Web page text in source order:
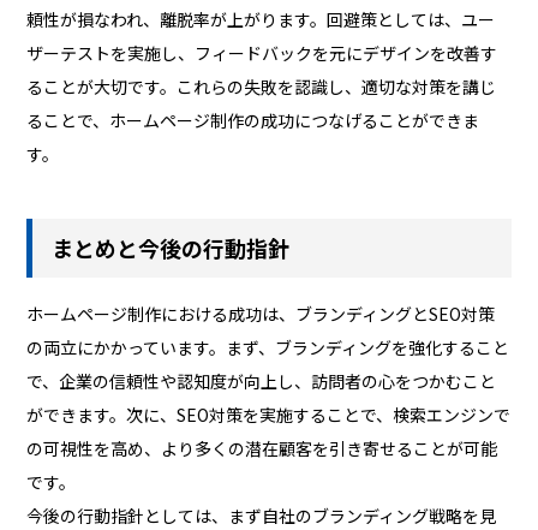
頼性が損なわれ、離脱率が上がります。回避策としては、ユー
ザーテストを実施し、フィードバックを元にデザインを改善す
ることが大切です。これらの失敗を認識し、適切な対策を講じ
ることで、ホームページ制作の成功につなげることができま
す。
まとめと今後の行動指針
ホームページ制作における成功は、ブランディングとSEO対策
の両立にかかっています。まず、ブランディングを強化すること
で、企業の信頼性や認知度が向上し、訪問者の心をつかむこと
ができます。次に、SEO対策を実施することで、検索エンジンで
の可視性を高め、より多くの潜在顧客を引き寄せることが可能
です。
今後の行動指針としては、まず自社のブランディング戦略を見